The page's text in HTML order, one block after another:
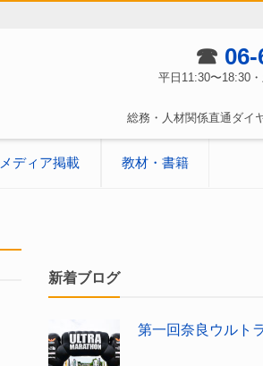
☎
平日11:30〜18:30
総務・人材関係直通ダイ
メディア掲載 教材・書籍
新着ブログ
第一回奈良ウルト